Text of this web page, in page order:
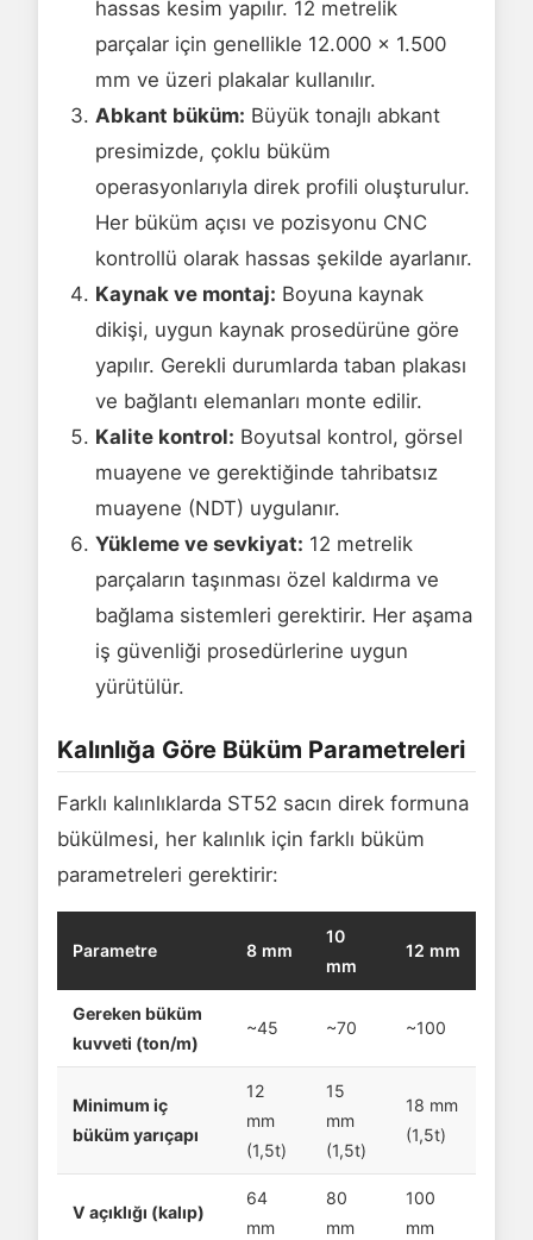
hassas kesim yapılır. 12 metrelik
parçalar için genellikle 12.000 × 1.500
mm ve üzeri plakalar kullanılır.
Abkant büküm: Büyük tonajlı abkant
presimizde, çoklu büküm
operasyonlarıyla direk profili oluşturulur.
Her büküm açısı ve pozisyonu CNC
kontrollü olarak hassas şekilde ayarlanır.
Kaynak ve montaj: Boyuna kaynak
dikişi, uygun kaynak prosedürüne göre
yapılır. Gerekli durumlarda taban plakası
ve bağlantı elemanları monte edilir.
Kalite kontrol: Boyutsal kontrol, görsel
muayene ve gerektiğinde tahribatsız
muayene (NDT) uygulanır.
Yükleme ve sevkiyat: 12 metrelik
parçaların taşınması özel kaldırma ve
bağlama sistemleri gerektirir. Her aşama
iş güvenliği prosedürlerine uygun
yürütülür.
Kalınlığa Göre Büküm Parametreleri
Farklı kalınlıklarda ST52 sacın direk formuna
bükülmesi, her kalınlık için farklı büküm
parametreleri gerektirir:
Parametre 8 mm
10
mm
12 mm
Gereken büküm
kuvveti (ton/m)
~45 ~70 ~100
Minimum iç
büküm yarıçapı
12
mm
(1,5t)
15
mm
(1,5t)
18 mm
(1,5t)
V açıklığı (kalıp)
64
mm
80
mm
100
mm